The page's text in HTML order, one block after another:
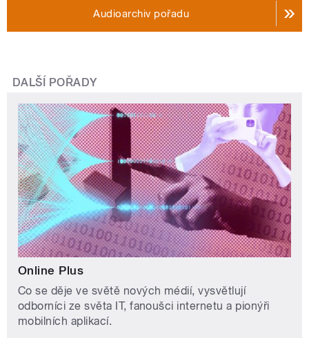
Audioarchiv pořadu
DALŠÍ POŘADY
Online Plus
Co se děje ve světě nových médií, vysvětlují
odborníci ze světa IT, fanoušci internetu a pionýři
mobilních aplikací.